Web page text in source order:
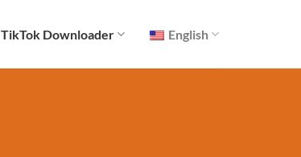
TikTok Downloader English